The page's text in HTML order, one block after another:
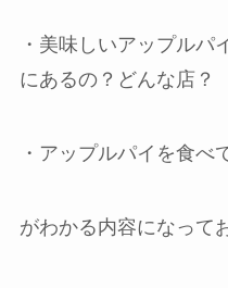
・美味しいアップルパ
にあるの？どんな店？
・アップルパイを食べ
がわかる内容になって